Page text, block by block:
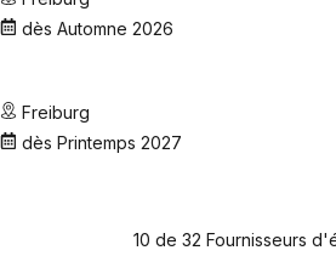
dès Automne 2026
Freiburg
dès Printemps 2027
10 de 32 Fournisseurs